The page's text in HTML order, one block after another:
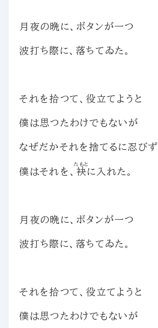
月夜の晩に、ボタンが一つ
波打ち際に、落ちてゐた。
それを拾つて、役立てようと
僕は思つたわけでもないが
なぜだかそれを捨てるに忍びず
僕はそれを、袂
たもと
に入れた。
月夜の晩に、ボタンが一つ
波打ち際に、落ちてゐた。
それを拾つて、役立てようと
僕は思つたわけでもないが